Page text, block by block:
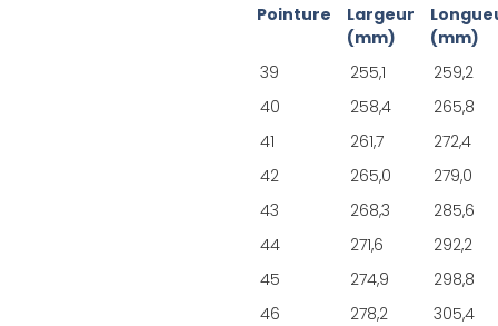
Pointure
Largeur
(mm)
(mm)
39
255,1
259,2
40
258,4
265,8
41
261,7
272,4
42
265,0
279,0
43
268,3
285,6
44
271,6
292,2
45
274,9
298,8
46
278,2 305,4